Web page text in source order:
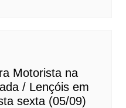
Motorista na
/ Lençóis em
sexta (05/09)